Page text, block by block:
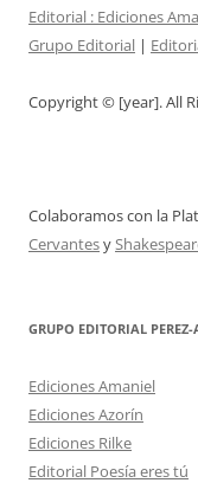
Editorial : Ediciones
Grupo Editorial |
Copyright © [year]. All
Colaboramos con la
Cervantesy
GRUPO EDITORIAL
Ediciones Amaniel
Ediciones Azorín
Ediciones Rilke
Editorial Poesía eres tú